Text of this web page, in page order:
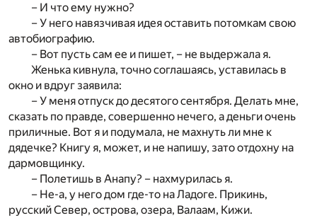
– И что ему нужно?
– У него навязчивая идея оставить потомкам свою
автобиографию.
– Вот пусть сам ее и пишет, – не выдержала я.
Женька кивнула, точно соглашаясь, уставилась в
окно и вдруг заявила:
– У меня отпуск до десятого сентября. Делать мне,
сказать по правде, совершенно нечего, а деньги очень
приличные. Вот я и подумала, не махнуть ли мне к
дядечке? Книгу я, может, и не напишу, зато отдохну на
дармовщинку.
– Полетишь в Анапу? – нахмурилась я.
– Не-а, у него дом где-то на Ладоге. Прикинь,
русский Север, острова, озера, Валаам, Кижи.